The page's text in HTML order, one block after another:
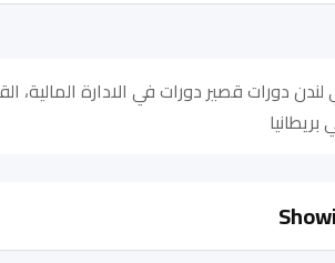
دورات قصير دورات في الادارة المالية،